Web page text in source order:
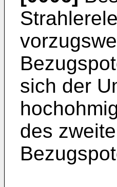
sich der
des